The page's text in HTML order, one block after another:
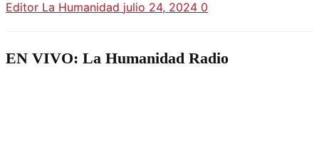
Editor La Humanidad julio 24, 2024 0
EN VIVO: La Humanidad Radio